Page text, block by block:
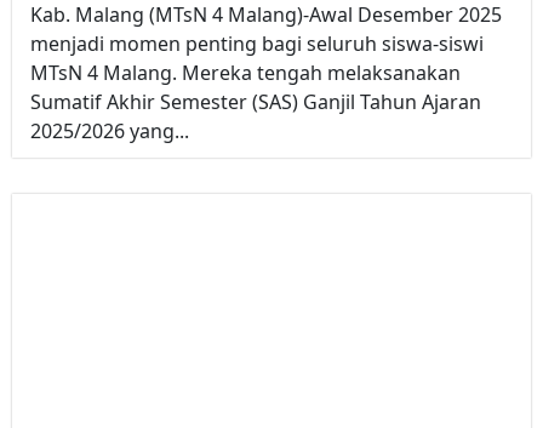
Kab. Malang (MTsN 4 Malang)-Awal Desember 2025
menjadi momen penting bagi seluruh siswa-siswi
MTsN 4 Malang. Mereka tengah melaksanakan
Sumatif Akhir Semester (SAS) Ganjil Tahun Ajaran
2025/2026 yang...